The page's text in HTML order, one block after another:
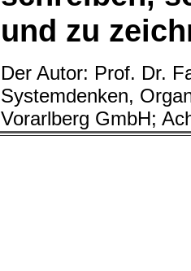
und zu
Der Autor: Prof. Dr.
Systemdenken,
Vorarlberg GmbH;